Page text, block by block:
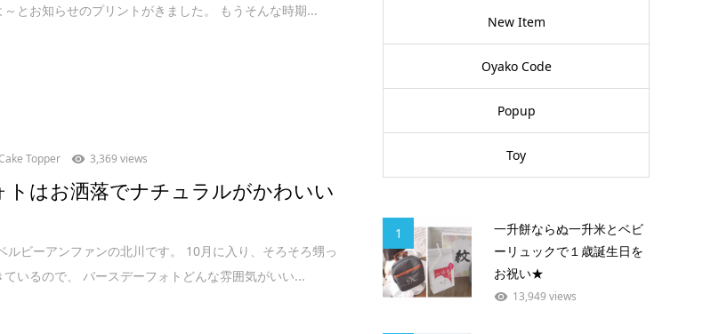
とお知らせのプリントがきました。 もうそんな時期...
Topper 3,369 views
トはお洒落でナチュラルがかわいい
ルビーアンファンの北川です。 10月に入り、そろそろ甥っ
いるので、 バースデーフォトどんな雰囲気がいい...
New Item
Oyako Code
Popup
Toy
1
一升餅ならぬ一升米とベビ
ーリュックで１歳誕生日を
お祝い★
13,949 views